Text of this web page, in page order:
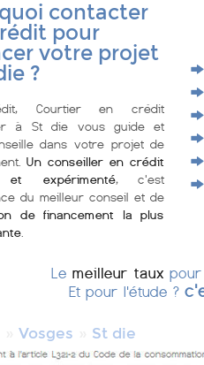
contacter
pour
votre projet
?
Courtier en crédit
à St die vous guide et
dans votre projet de
Un conseiller en crédit
et expérimenté, c'est
du meilleur conseil et de
de financement la plus
Le meilleur taux
Et pour l'étude ?
Vosges St die